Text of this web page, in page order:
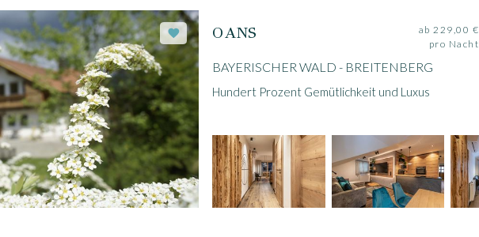
OANS
ab 229,00 €
pro Nacht
BAYERISCHER WALD - BREITENBERG
Hundert Prozent Gemütlichkeit und Luxus